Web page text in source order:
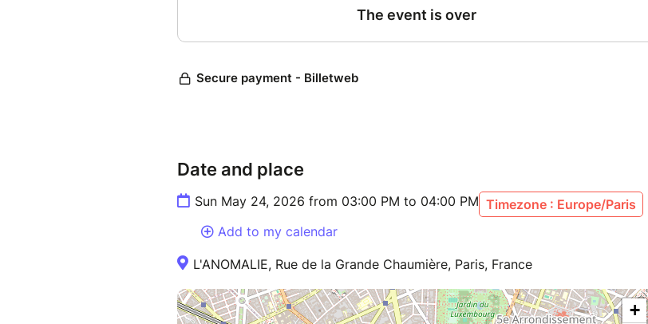
Et bien sûr il parlera de l'évolution humaine, du langage et des instruments
Vous entendrez l'évolution du son depuis la Préhistoire à Aujourd'hui.
Date and place
Sun May 24, 2026 from 03:00 PM to 04:00 PM Timezone : Europe/Paris
Add to my calendar
L'ANOMALIE, Rue de la Grande Chaumière, Paris, France
+